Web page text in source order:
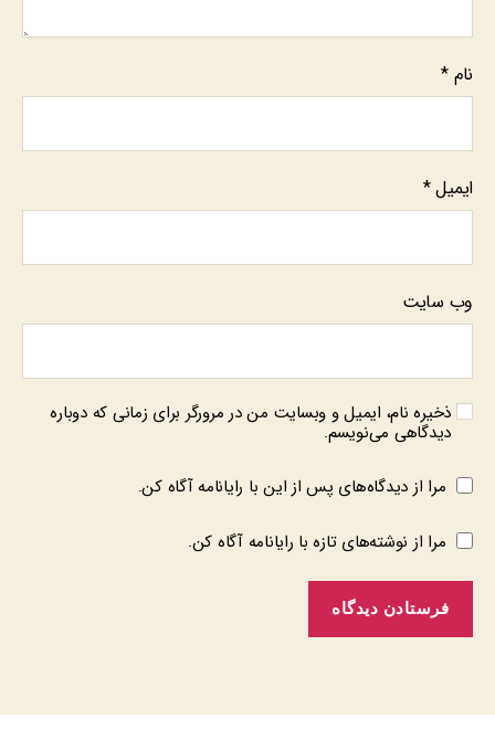
نام *
ایمیل*
وب‌ سایت
ذخیره نام، ایمیل و وبسایت من در مرورگر برای زمانی که دوباره
دیدگاهی می‌نویسم.
مرا از دیدگاه‌های پس از این با رایانامه آگاه کن.
مرا از نوشته‌های تازه با رایانامه آگاه کن.